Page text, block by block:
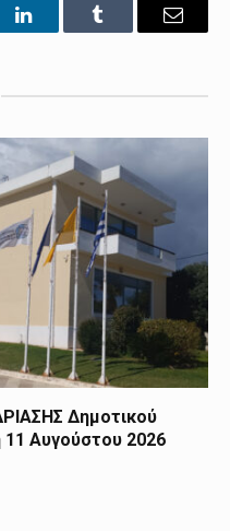
LinkedInTumblr Email
Δημοτικού
11 Αυγούστου 2026